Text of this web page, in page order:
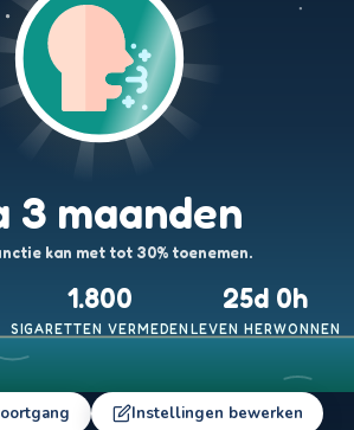
3 maanden
kan met tot 30% toenemen.
1.800 25d 0h
SIGARETTEN VERMEDEN LEVEN HERWONNEN
Instellingen bewerken